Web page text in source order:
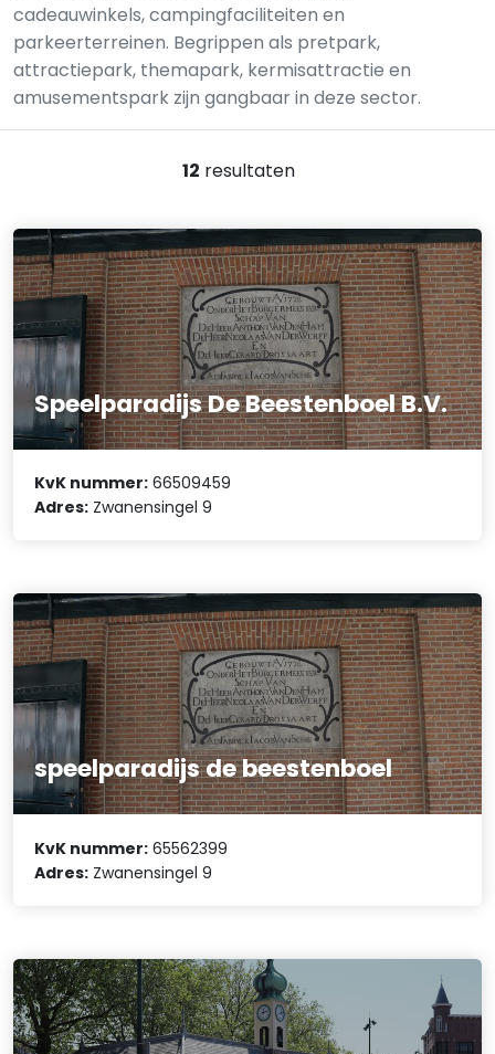
cadeauwinkels, campingfaciliteiten en
parkeerterreinen. Begrippen als pretpark,
attractiepark, themapark, kermisattractie en
amusementspark zijn gangbaar in deze sector.
12 resultaten
Speelparadijs De Beestenboel B.V.
KvK nummer: 66509459
Adres: Zwanensingel 9
speelparadijs de beestenboel
KvK nummer: 65562399
Adres: Zwanensingel 9